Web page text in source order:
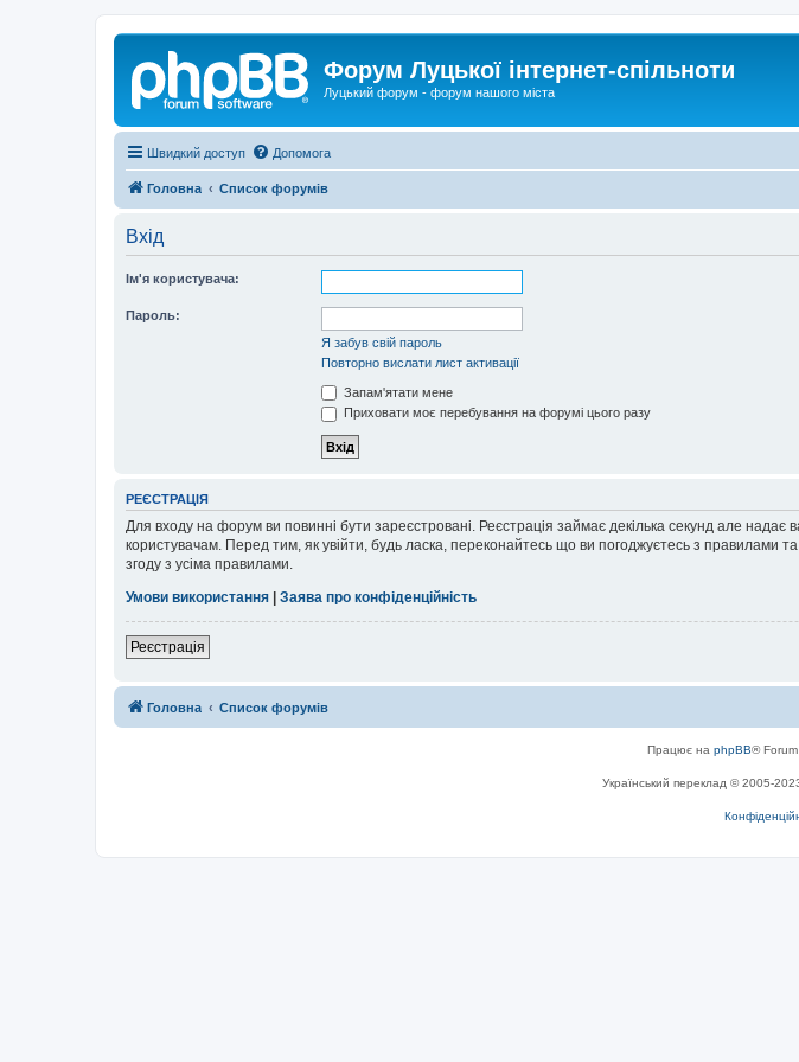
Форум Луцької інтернет-спільноти
Луцький форум - форум нашого міста
Швидкий доступ Допомога
Головна Список форумів
Вхід
Ім'я користувача:
Пароль:
Я забув свій пароль
Повторно вислати лист активації
Запам'ятати мене
Приховати моє перебування на форумі цього разу
РЕЄСТРАЦІЯ
Для входу на форум ви повинні бути зареєстровані. Реєстрація займає декілька секунд але
користувачам. Перед тим, як увійти, будь ласка, переконайтесь що ви погоджуєтесь з
згоду з усіма правилами.
Умови використання
Заява про конфіденційність
Реєстрація
Головна Список форумів
Працює на phpBB®
Український переклад © 2005-